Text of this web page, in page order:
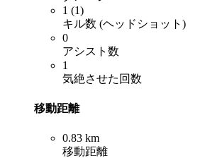
1 (1)
キル数 (ヘッドショット)
0
アシスト数
1
気絶させた回数
移動距離
0.83 km
移動距離